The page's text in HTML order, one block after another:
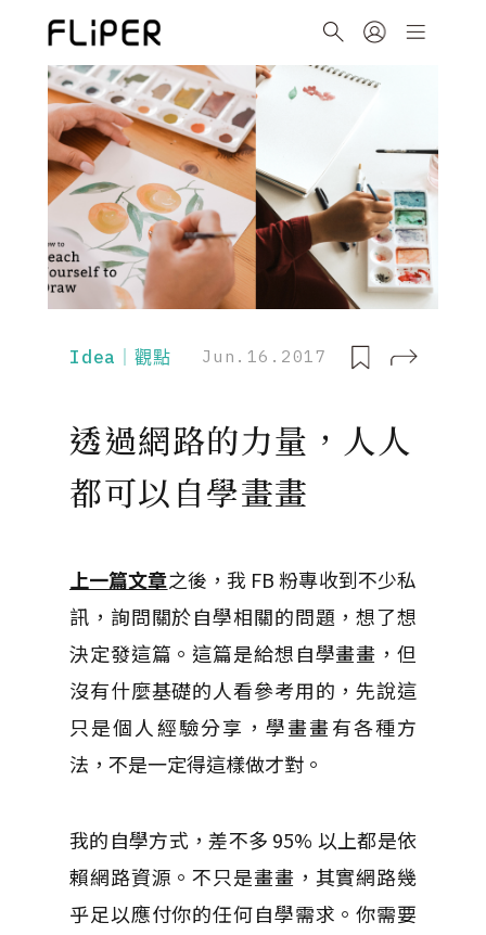
Idea｜觀點 Jun.16.2017
透過網路的力量，人人
都可以自學畫畫
上一篇文章之後，我 FB 粉專收到不少私
訊，詢問關於自學相關的問題，想了想
決定發這篇。這篇是給想自學畫畫，但
沒有什麼基礎的人看參考用的，先說這
只是個人經驗分享，學畫畫有各種方
法，不是一定得這樣做才對。
我的自學方式，差不多 95% 以上都是依
賴網路資源。不只是畫畫，其實網路幾
乎足以應付你的任何自學需求。你需要